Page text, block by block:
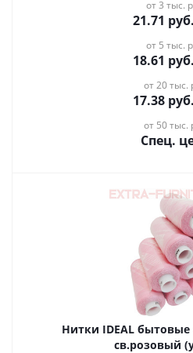
от 3 тыс.
21.71 руб.
от 5 тыс.
18.61 руб.
от 20 тыс.
17.38руб.
от 50 тыс.
Спец.
Нитки IDEAL бытовые
св.розовый